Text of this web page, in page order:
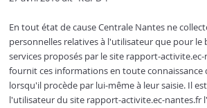
En tout état de cause Centrale Nantes ne
personnelles relatives à l'utilisateur que pour le
services proposés par le site rapport-
fournit ces informations en toute connaissance
lorsqu'il procède par lui-même à leur saisie. Il
l'utilisateur du site rapport-activite.ec-nantes.fr